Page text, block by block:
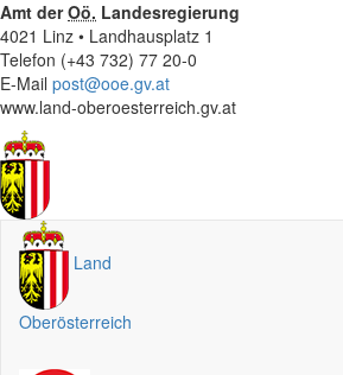
Amt derOö. Landesregierung
4021 Linz • Landhausplatz 1
Telefon (+43 732) 77 20-0
E-Mail post@ooe.gv.at
www.land-oberoesterreich.gv.at
Land
Oberösterreich